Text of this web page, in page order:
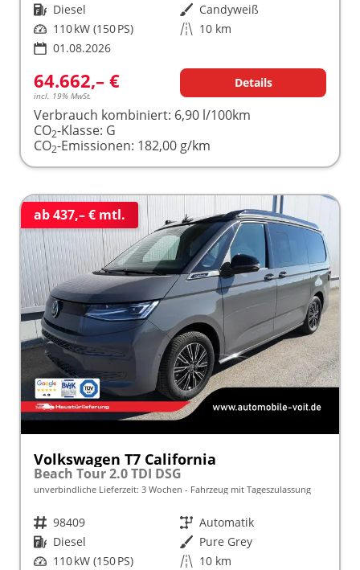
Kraftstoff Diesel Außenfarbe Candyweiß
Leistung 110 kW (150 PS) Kilometerstand 10 km
01.08.2026
64.662,– €
incl. 19% MwSt.
Details
Verbrauch kombiniert: 6,90 l/100km
CO2-Klasse: G
CO2-Emissionen: 182,00 g/km
ab 437,– € mtl.
Volkswagen T7 California
Beach Tour 2.0 TDI DSG
unverbindliche Lieferzeit: 3 Wochen Fahrzeug mit Tageszulassung
Fahrzeugnr. 98409 Getriebe Automatik
Kraftstoff Diesel Außenfarbe Pure Grey
Leistung 110 kW (150 PS) Kilometerstand 10 km